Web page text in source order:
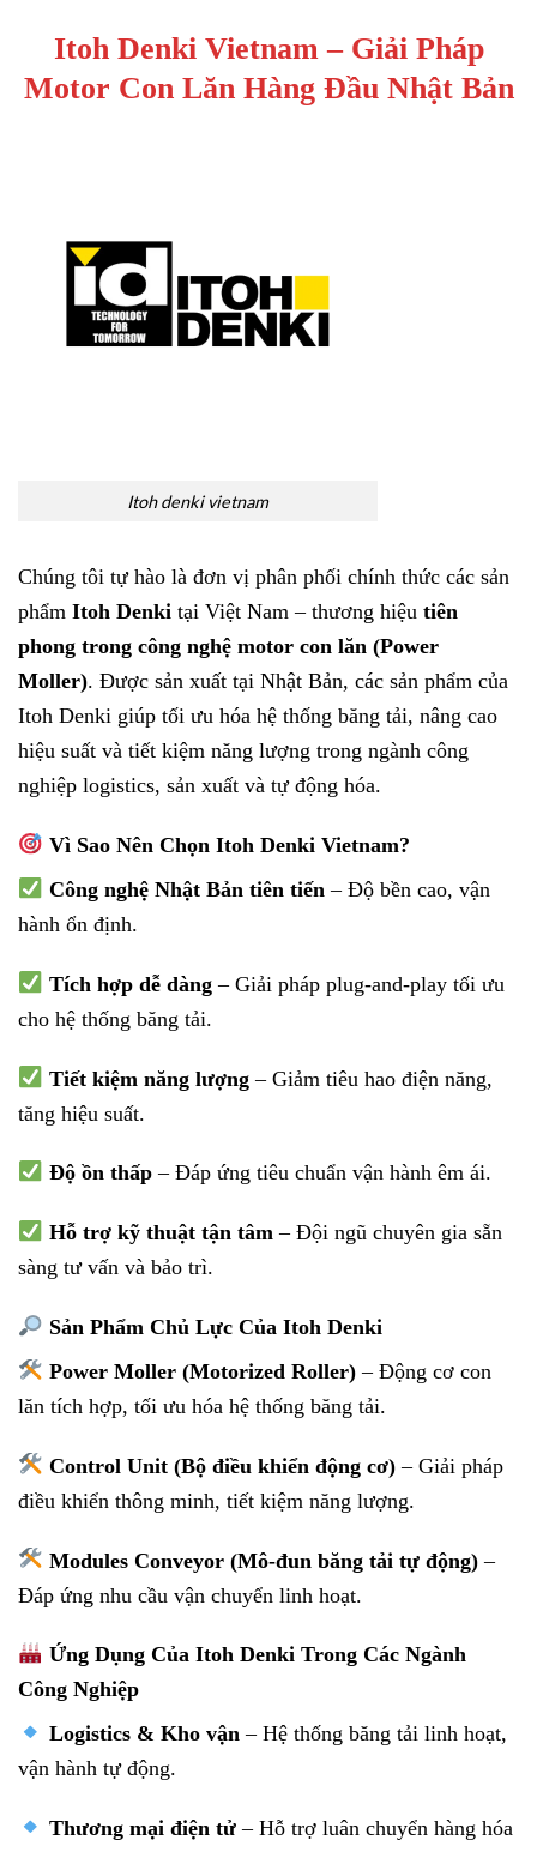
Itoh Denki Vietnam – Giải Pháp
Motor Con Lăn Hàng Đầu Nhật Bản
Itoh denki vietnam
Chúng tôi tự hào là đơn vị phân phối chính thức các sản
phẩm Itoh Denki tại Việt Nam – thương hiệu tiên
phong trong công nghệ motor con lăn (Power
Moller). Được sản xuất tại Nhật Bản, các sản phẩm của
Itoh Denki giúp tối ưu hóa hệ thống băng tải, nâng cao
hiệu suất và tiết kiệm năng lượng trong ngành công
nghiệp logistics, sản xuất và tự động hóa.
Vì Sao Nên Chọn Itoh Denki Vietnam?
Công nghệ Nhật Bản tiên tiến– Độ bền cao, vận
hành ổn định.
Tích hợp dễ dàng– Giải pháp plug-and-play tối ưu
cho hệ thống băng tải.
Tiết kiệm năng lượng– Giảm tiêu hao điện năng,
tăng hiệu suất.
Độ ồn thấp– Đáp ứng tiêu chuẩn vận hành êm ái.
Hỗ trợ kỹ thuật tận tâm– Đội ngũ chuyên gia sẵn
sàng tư vấn và bảo trì.
Sản Phẩm Chủ Lực Của Itoh Denki
Power Moller (Motorized Roller)– Động cơ con
lăn tích hợp, tối ưu hóa hệ thống băng tải.
Control Unit (Bộ điều khiển động cơ)– Giải pháp
điều khiển thông minh, tiết kiệm năng lượng.
Modules Conveyor (Mô-đun băng tải tự động)–
Đáp ứng nhu cầu vận chuyển linh hoạt.
Ứng Dụng Của Itoh Denki Trong Các Ngành
Công Nghiệp
Logistics & Kho vận– Hệ thống băng tải linh hoạt,
vận hành tự động.
Thương mại điện tử– Hỗ trợ luân chuyển hàng hóa